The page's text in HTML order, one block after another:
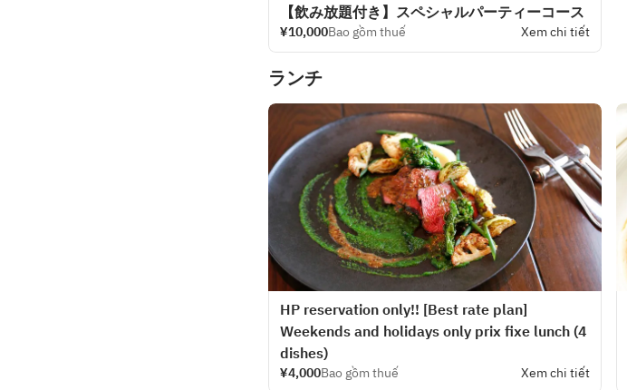
【飲み放題付き】スペシャルパーティーコース
¥10,000Bao gồm thuế Xem chi tiết
ランチ
HP reservation only!! [Best rate plan]
Weekends and holidays only prix fixe lunch (4
dishes)
¥4,000Bao gồm thuế Xem chi tiết